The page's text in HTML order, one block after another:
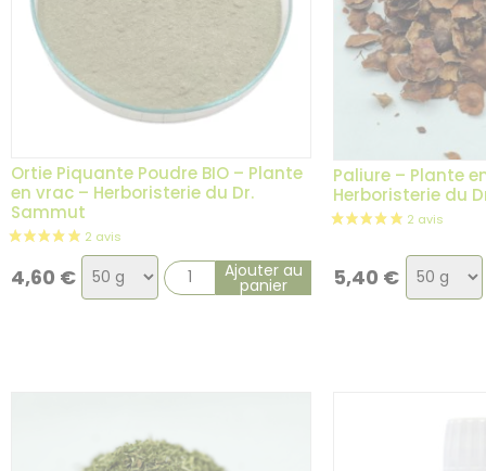
Ortie Piquante Poudre BIO – Plante
en vrac – Herboristerie du Dr.
Sammut
4,60 € Choix
de
Ajouter au
panier
Paliure – Plante
Herboristerie du
5,40 €
Choix
de